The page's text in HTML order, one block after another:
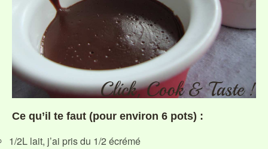
Ce qu’il te faut (pour environ 6 pots) :
1/2L lait, j’ai pris du 1/2 écrémé